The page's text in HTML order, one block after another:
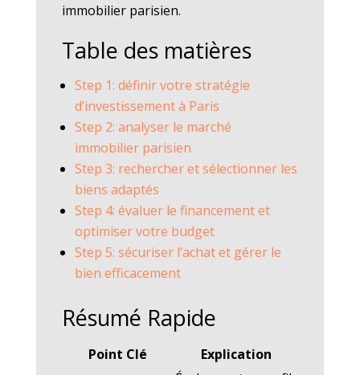
immobilier parisien.
Table des matières
Step 1: définir votre stratégie
d’investissement à Paris
Step 2: analyser le marché
immobilier parisien
Step 3: rechercher et sélectionner les
biens adaptés
Step 4: évaluer le financement et
optimiser votre budget
Step 5: sécuriser l’achat et gérer le
bien efficacement
Résumé Rapide
Point Clé
Explication